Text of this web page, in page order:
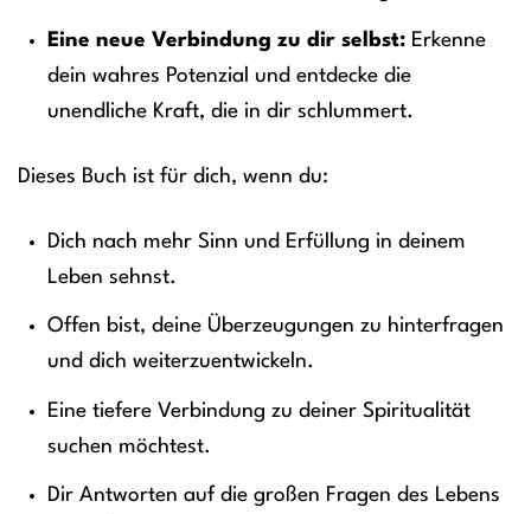
Eine neue Verbindung zu dir selbst:Erkenne
dein wahres Potenzial und entdecke die
unendliche Kraft, die in dir schlummert.
Dieses Buch ist für dich, wenn du:
Dich nach mehr Sinn und Erfüllung in deinem
Leben sehnst.
Offen bist, deine Überzeugungen zu hinterfragen
und dich weiterzuentwickeln.
Eine tiefere Verbindung zu deiner Spiritualität
suchen möchtest.
Dir Antworten auf die großen Fragen des Lebens